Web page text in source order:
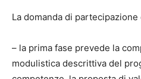
La domanda di
– la prima fase prevede la
modulistica descrittiva del